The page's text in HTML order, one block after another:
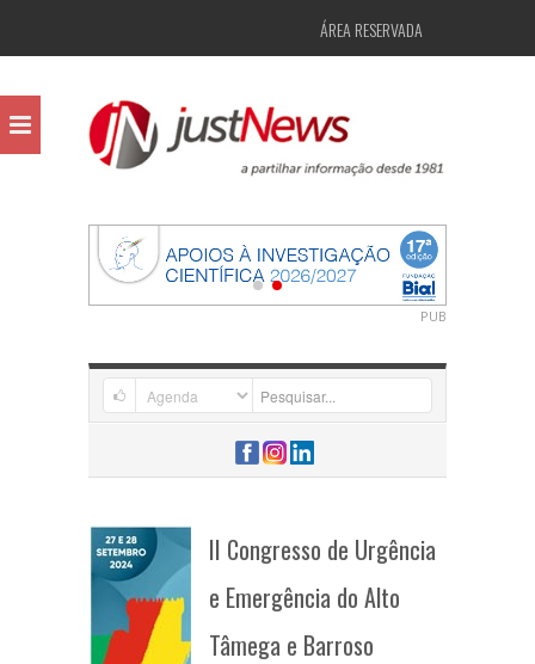
ÁREA RESERVADA
PUB
II Congresso de Urgência
e Emergência do Alto
Tâmega e Barroso